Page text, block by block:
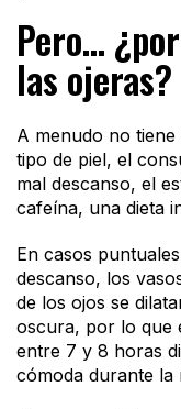
Pero…
las ojeras?
A menudo no
tipo de piel, el
mal descanso, el
cafeína, una dieta
En casos
descanso, los
de los ojos se
oscura, por lo que
entre 7 y 8 horas
cómoda durante la